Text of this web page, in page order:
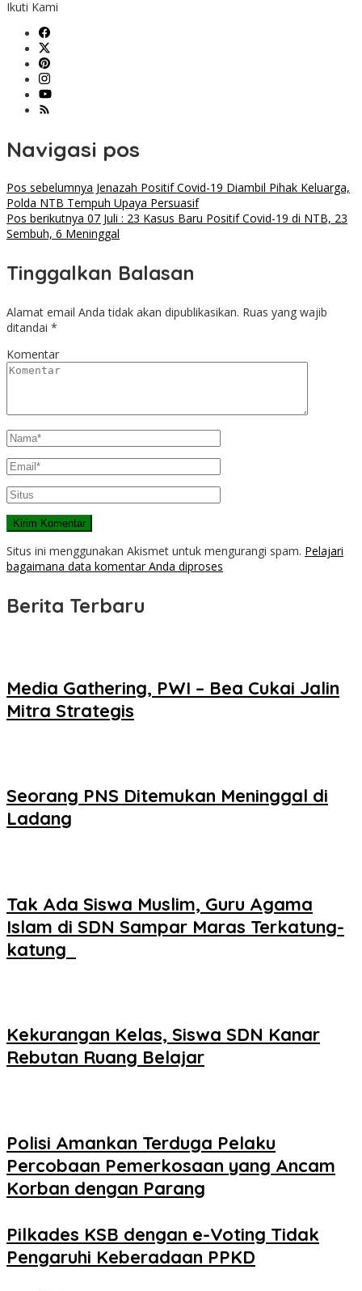
Ikuti Kami
Navigasi pos
Pos sebelumnya Jenazah Positif Covid-19 Diambil Pihak Keluarga,
Polda NTB Tempuh Upaya Persuasif
Pos berikutnya 07 Juli : 23 Kasus Baru Positif Covid-19 di NTB, 23
Sembuh, 6 Meninggal
Tinggalkan Balasan
Alamat email Anda tidak akan dipublikasikan. Ruas yang wajib
ditandai *
Komentar
Situs ini menggunakan Akismet untuk mengurangi spam. Pelajari
bagaimana data komentar Anda diproses
Berita Terbaru
Media Gathering, PWI – Bea Cukai Jalin
Mitra Strategis
Seorang PNS Ditemukan Meninggal di
Ladang
Tak Ada Siswa Muslim, Guru Agama
Islam di SDN Sampar Maras Terkatung-
katung ‎
Kekurangan Kelas, Siswa SDN Kanar
Rebutan Ruang Belajar
Polisi Amankan Terduga Pelaku
Percobaan Pemerkosaan yang Ancam
Korban dengan Parang
Pilkades KSB dengan e-Voting Tidak
Pengaruhi Keberadaan PPKD